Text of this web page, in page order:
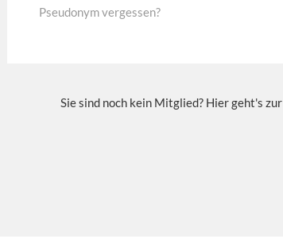
Pseudonym vergessen?
Sie sind noch kein Mitglied? Hier geht's zur